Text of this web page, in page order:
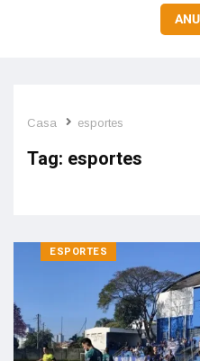
Casa esportes
Tag: esportes
ESPORTES